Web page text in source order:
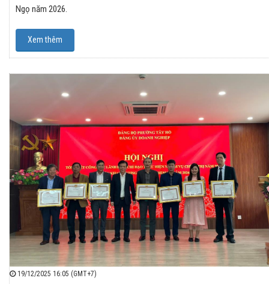
Ngọ năm 2026.
Xem thêm
19/12/2025 16:05 (GMT+7)